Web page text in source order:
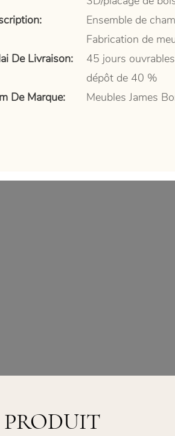
Ensemble de
Fabrication de
De Livraison:
45 jours
dépôt de 40 %
De Marque:
Meubles James